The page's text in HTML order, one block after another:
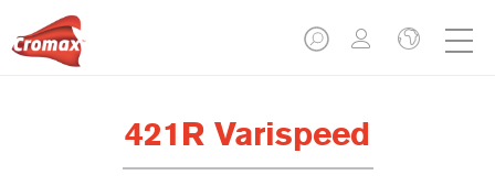
421R Varispeed